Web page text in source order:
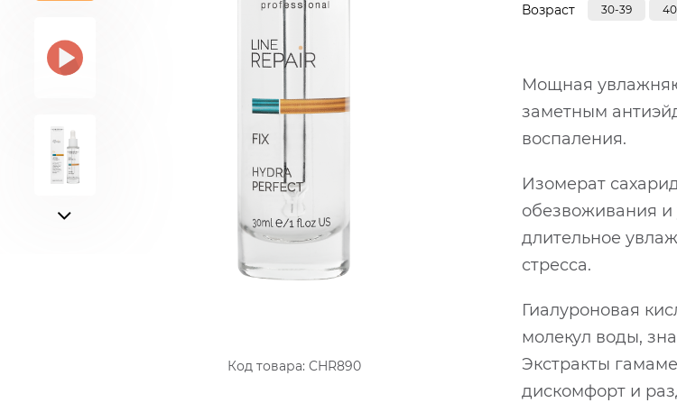
Код товара: CHR890
Возраст 30-39
Мощная
заметным
воспаления.
Изомерат
обезвоживания и
длительное
стресса.
Гиалуроновая
молекул воды,
Экстракты
дискомфорт и